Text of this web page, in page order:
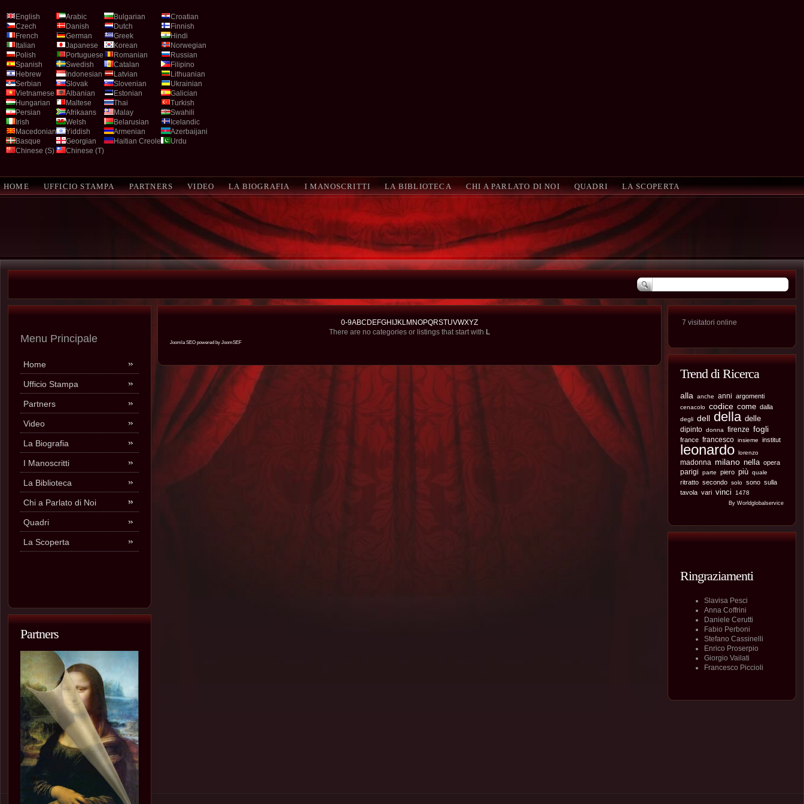
English Arabic Bulgarian
Croatian
Czech
Danish Dutch
Finnish
French
German Greek
Hindi
Italian
Japanese Korean
Norwegian
Polish
Portuguese Romanian
Russian
Spanish
Swedish Catalan
Filipino
Hebrew
Indonesian Latvian
Lithuanian
Serbian
Slovak Slovenian
Ukrainian
Vietnamese
Albanian Estonian
Galician
Hungarian
Maltese Thai
Turkish
Persian
Afrikaans Malay
Swahili
Irish
Welsh Belarusian
Icelandic
Macedonian
Yiddish Armenian
Azerbaijani
Basque
Georgian Haitian Creole
Urdu
Chinese (S)
Chinese (T)
HOME UFFICIO STAMPA PARTNERS VIDEO LA BIOGRAFIA I MANOSCRITTI LA BIBLIOTECA CHI A PARLATO DI NOI QUADRI LA SCOPERTA
7 visitatori online
Trend di Ricerca
alla anche anni argomenti
cenacolo codice come dalla
degli dell della delle
dipinto donna firenze fogli
france francesco insieme institut
leonardo lorenzo
madonna milano nella opera
parigi parte piero più quale
ritratto secondo solo sono sulla
tavola vari vinci 1478
By Worldglobalservice
Ringraziamenti
Slavisa Pesci
Anna Coffrini
Daniele Cerutti
Fabio Perboni
Stefano Cassinelli
Enrico Proserpio
Giorgio Vailati
Francesco Piccioli
Menu Principale
Home
Ufficio Stampa
Partners
Video
La Biografia
I Manoscritti
La Biblioteca
Chi a Parlato di Noi
Quadri
La Scoperta
Partners
0-9ABC D EFGH JKLM NOPQRSTUVWXYZ
There are no categories or listings that start with L
Joomla SEO powered by JoomSEF